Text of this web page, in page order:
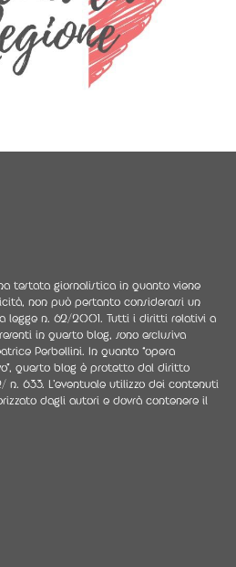
testata giornalistica in quanto viene
non può pertanto considerarsi un
legge n. 62/2001. Tutti i diritti relativi a
in questo blog, sono esclusiva
Perbellini. In quanto “opera
questo blog è protetto dal diritto
n. 633. L’eventuale utilizzo dei contenuti
dagli autori e dovrà contenere il